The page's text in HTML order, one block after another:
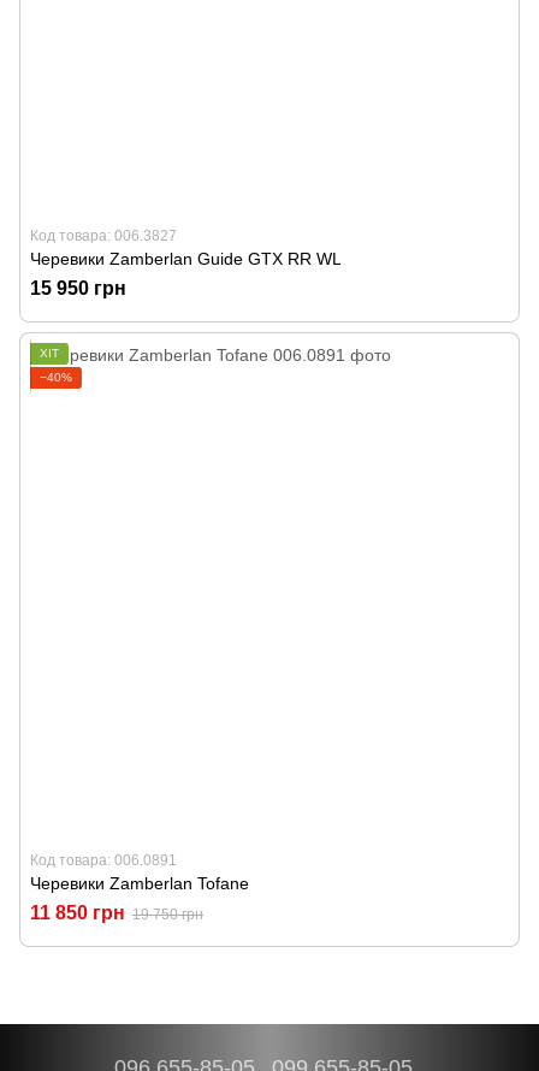
Код товара: 006.3827
Черевики Zamberlan Guide GTX RR WL
15 950 грн
ХІТ
−40%
Код товара: 006.0891
Черевики Zamberlan Tofane
11 850 грн 19 750 грн